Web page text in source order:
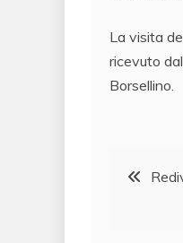
La visita
ricevuto
Borsellino.